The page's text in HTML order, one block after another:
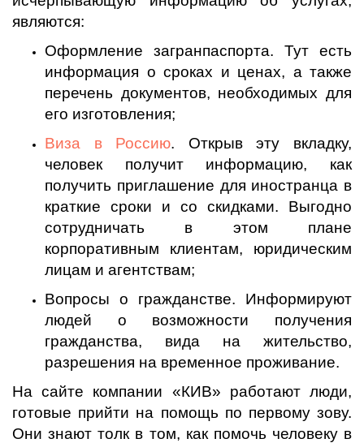
являются:
Оформление загранпаспорта. Тут есть
информация о сроках и ценах, а также
перечень документов, необходимых для
его изготовления;
Виза в Россию. Открыв эту вкладку,
человек получит информацию, как
получить приглашение для иностранца в
краткие сроки и со скидками. Выгодно
сотрудничать в этом плане
корпоративным клиентам, юридическим
лицам и агентствам;
Вопросы о гражданстве. Информируют
людей о возможности получения
гражданства, вида на жительство,
разрешения на временное проживание.
На сайте компании «КИВ» работают люди,
готовые прийти на помощь по первому зову.
Они знают толк в том, как помочь человеку в